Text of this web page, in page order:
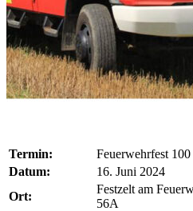
Termin:
Feuerwehrfest
Datum:
16. Juni 2024
Ort:
Festzelt am
56A